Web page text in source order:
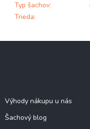
Typ šachov:
Trieda:
Výhody nákupu u nás
Šachový blog